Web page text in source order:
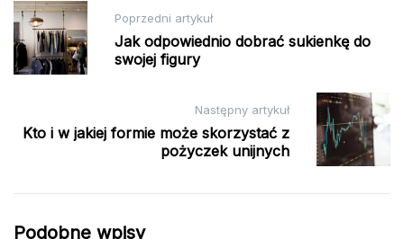
Nawigacja
wpisu
Poprzedni artykuł
Jak odpowiednio dobrać sukienkę do
swojej figury
Następny artykuł
Kto i w jakiej formie może skorzystać z
pożyczek unijnych
Podobne wpisy